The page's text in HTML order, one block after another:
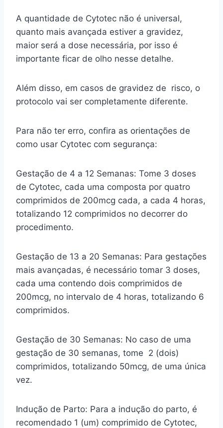
A quantidade de Cytotec não é universal,
quanto mais avançada estiver a gravidez,
maior será a dose necessária, por isso é
importante ficar de olho nesse detalhe.
Além disso, em casos de gravidez de risco, o
protocolo vai ser completamente diferente.
Para não ter erro, confira as orientações de
como usar Cytotec com segurança:
Gestação de 4 a 12 Semanas: Tome 3 doses
de Cytotec, cada uma composta por quatro
comprimidos de 200mcg cada, a cada 4 horas,
totalizando 12 comprimidos no decorrer do
procedimento.
Gestação de 13 a 20 Semanas: Para gestações
mais avançadas, é necessário tomar 3 doses,
cada uma contendo dois comprimidos de
200mcg, no intervalo de 4 horas, totalizando 6
comprimidos.
Gestação de 30 Semanas: No caso de uma
gestação de 30 semanas, tome 2 (dois)
comprimidos, totalizando 50mcg, de uma única
vez.
Indução de Parto: Para a indução do parto, é
recomendado 1 (um) comprimido de Cytotec,